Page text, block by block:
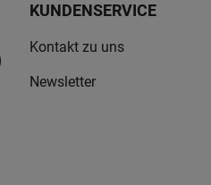
KUNDENSERVICE
Kontakt zu uns
Newsletter